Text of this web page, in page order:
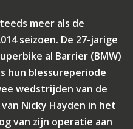
meer als de
seizoen. De 27-jarige
al Barrier (BMW)
hun blessureperiode
wedstrijden van de
Nicky Hayden in het
van zijn operatie aan